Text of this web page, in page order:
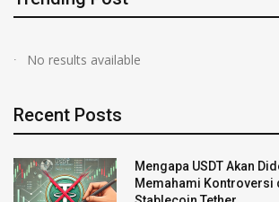
No results available
Recent Posts
Mengapa USDT Akan
Memahami Kontroversi